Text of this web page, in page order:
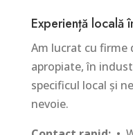
Experiență locală
Am lucrat cu firme
apropiate, în
specificul local și
nevoie.